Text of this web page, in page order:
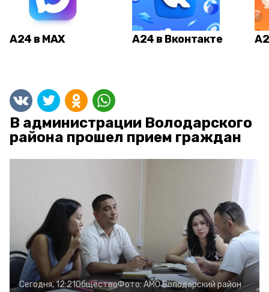
А24 в MAX А24 в Вконтакте
В администрации Володарского
района прошел прием граждан
Сегодня, 12:21ОбществоФото:АМО Володарский район